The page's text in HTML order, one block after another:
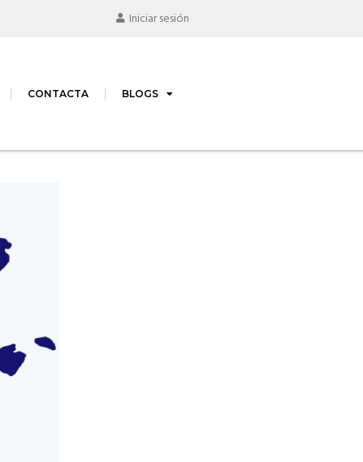
Iniciar sesión
CONTACTA BLOGS